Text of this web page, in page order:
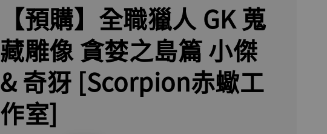
【預購】全職獵人 GK 蒐
藏雕像 貪婪之島篇 小傑
& 奇犽 [Scorpion赤蠍工
作室]